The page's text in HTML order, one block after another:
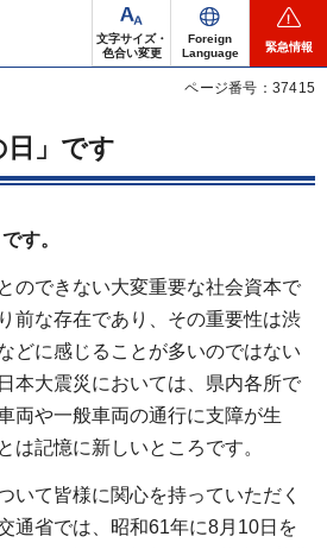
文字サイズ・
色合い変更
Foreign
Language
緊急情報
ページ番号：37415
日」です
す。
のできない大変重要な社会資本で
前な存在であり、その重要性は渋
どに感じることが多いのではない
本大震災においては、県内各所で
両や一般車両の通行に支障が生
は記憶に新しいところです。
いて皆様に関心を持っていただく
通省では、昭和61年に8月10日を